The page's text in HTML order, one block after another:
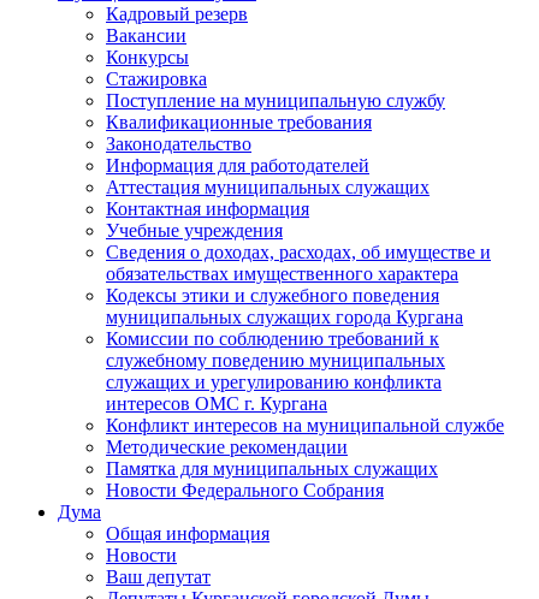
Кадровый резерв
Вакансии
Конкурсы
Стажировка
Поступление на муниципальную службу
Квалификационные требования
Законодательство
Информация для работодателей
Аттестация муниципальных служащих
Контактная информация
Учебные учреждения
Сведения о доходах, расходах, об имуществе и
обязательствах имущественного характера
Кодексы этики и служебного поведения
муниципальных служащих города Кургана
Комиссии по соблюдению требований к
служебному поведению муниципальных
служащих и урегулированию конфликта
интересов ОМС г. Кургана
Конфликт интересов на муниципальной службе
Методические рекомендации
Памятка для муниципальных служащих
Новости Федерального Cобрания
Дума
Общая информация
Новости
Ваш депутат